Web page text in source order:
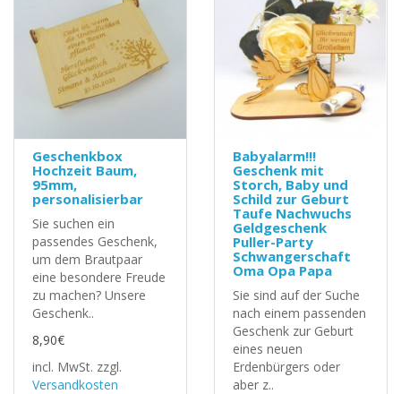
Geschenkbox
Hochzeit Baum,
95mm,
personalisierbar
Sie suchen ein
passendes Geschenk,
um dem Brautpaar
eine besondere Freude
zu machen? Unsere
Geschenk..
8,90€
incl. MwSt. zzgl.
Versandkosten
Babyalarm!!!
Geschenk mit
Storch, Baby und
Schild zur Geburt
Taufe Nachwuchs
Geldgeschenk
Puller-Party
Schwangerschaft
Oma Opa Papa
Sie sind auf der Suche
nach einem passenden
Geschenk zur Geburt
eines neuen
Erdenbürgers oder
aber z..